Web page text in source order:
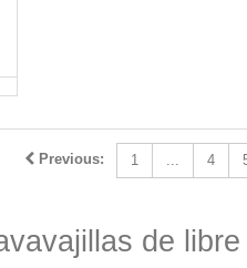
Previous: 1 ... 4
de